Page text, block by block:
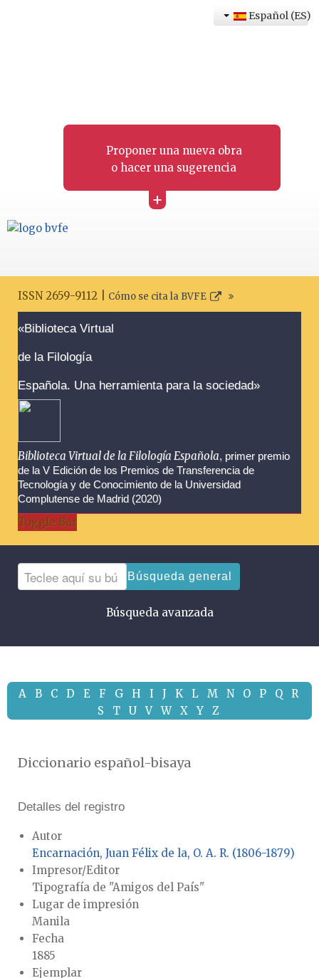
Proponer una nueva obra
o hacer una sugerencia
+
Español (ES)
ISSN 2659-9112 | Cómo se cita la BVFE
«Biblioteca Virtual
de la Filología
Española. Una herramienta para la sociedad»
Biblioteca Virtual de la Filología Española, primer premio
de la V Edición de los Premios de Transferencia de
Tecnología y de Conocimiento de la Universidad
Complutense de Madrid (2020)
Toggle Bar
Búsqueda general
Búsqueda avanzada
A B C D E F G H I J K L M N O P Q
R
S
T U V W X Y Z
Diccionario español-bisaya
Detalles del registro
Autor
Encarnación, Juan Félix de la, O. A. R. (1806-1879)
Impresor/Editor
Tipografía de "Amigos del País"
Lugar de impresión
Manila
Fecha
1885
Ejemplar